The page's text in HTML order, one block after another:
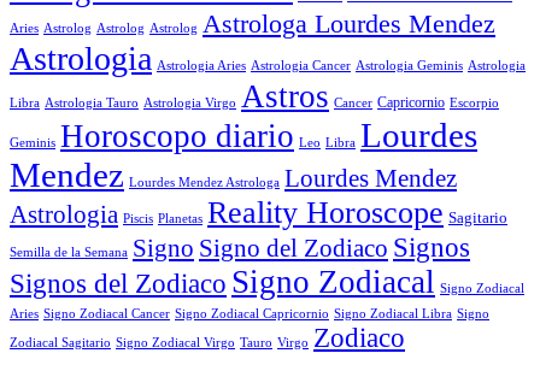
Aries Astrolog Astrolog Astrolog Astrologa Lourdes Mendez
Astrologia Astrologia Aries Astrologia Cancer Astrologia Geminis Astrologia
Libra Astrologia Tauro Astrologia Virgo Astros Cancer Capricornio Escorpio
Geminis Horoscopo diario Leo Libra Lourdes
Mendez Lourdes Mendez Astrologa Lourdes Mendez
Astrologia Piscis Planetas Reality Horoscope Sagitario
Semilla de la Semana Signo Signo del Zodiaco Signos
Signos del Zodiaco Signo Zodiacal Signo Zodiacal
Aries Signo Zodiacal Cancer Signo Zodiacal Capricornio Signo Zodiacal Libra Signo
Zodiacal Sagitario Signo Zodiacal Virgo Tauro Virgo Zodiaco